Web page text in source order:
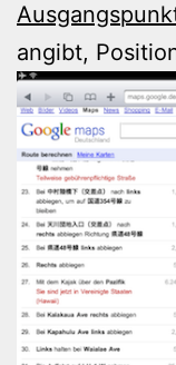
angibt,